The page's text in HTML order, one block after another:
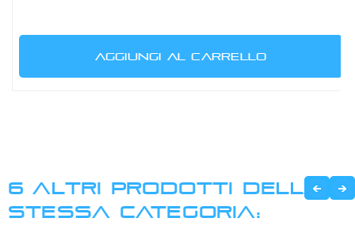
AGGIUNGI AL CARRELLO
6 ALTRI PRODOTTI DELLA
STESSA CATEGORIA: